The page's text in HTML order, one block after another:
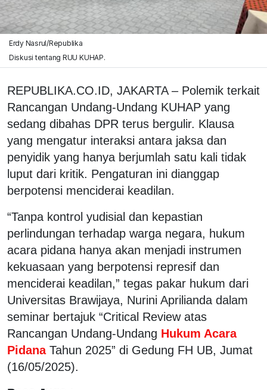
Erdy Nasrul/Republika
Diskusi tentang RUU KUHAP.
REPUBLIKA.CO.ID, JAKARTA – Polemik terkait
Rancangan Undang-Undang KUHAP yang
sedang dibahas DPR terus bergulir. Klausa
yang mengatur interaksi antara jaksa dan
penyidik yang hanya berjumlah satu kali tidak
luput dari kritik. Pengaturan ini dianggap
berpotensi menciderai keadilan.
“Tanpa kontrol yudisial dan kepastian
perlindungan terhadap warga negara, hukum
acara pidana hanya akan menjadi instrumen
kekuasaan yang berpotensi represif dan
menciderai keadilan,” tegas pakar hukum dari
Universitas Brawijaya, Nurini Aprilianda dalam
seminar bertajuk “Critical Review atas
Rancangan Undang-Undang Hukum Acara
Pidana Tahun 2025” di Gedung FH UB, Jumat
(16/05/2025).